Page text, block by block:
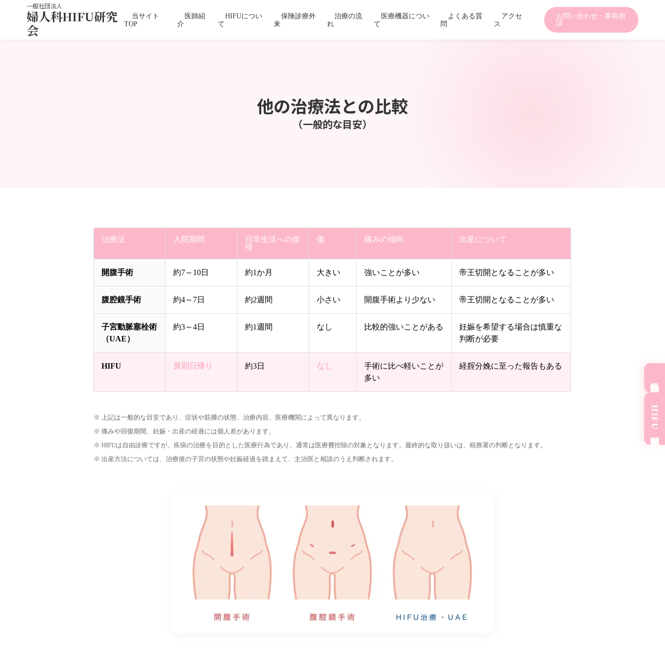
一般社団法人
婦人科HIFU研究
会
当サイト
TOP
医師紹
介
HIFUについ
て
保険診療外
来
治療の流
れ
医療機器につい
て
よくある質
問
アクセ
ス
お問い合わせ・事前相
談
HIFU問診票
他の治療法との比較
（一般的な目安）
治療法 入院期間
日常生活への復
帰
傷 痛みの傾向 出産について
開腹手術 約7～10日 約1か月 大きい 強いことが多い 帝王切開となることが多い
腹腔鏡手術 約4～7日 約2週間 小さい 開腹手術より少ない 帝王切開となることが多い
子宮動脈塞栓術
（UAE）
約3～4日 約1週間 なし 比較的強いことがある
妊娠を希望する場合は慎重な
判断が必要
HIFU 原則日帰り 約3日 なし
手術に比べ軽いことが
多い
経腟分娩に至った報告もある
※ 上記は一般的な目安であり、症状や筋腫の状態、治療内容、医療機関によって異なります。
※ 痛みや回復期間、妊娠・出産の経過には個人差があります。
※ HIFUは自由診療ですが、疾病の治療を目的とした医療行為であり、通常は医療費控除の対象となります。最終的な取り扱いは、税務署の判断となります。
※ 出産方法については、治療後の子宮の状態や妊娠経過を踏まえて、主治医と相談のうえ判断されます。